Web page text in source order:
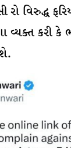
વિરુદ્ધ
કરી કે